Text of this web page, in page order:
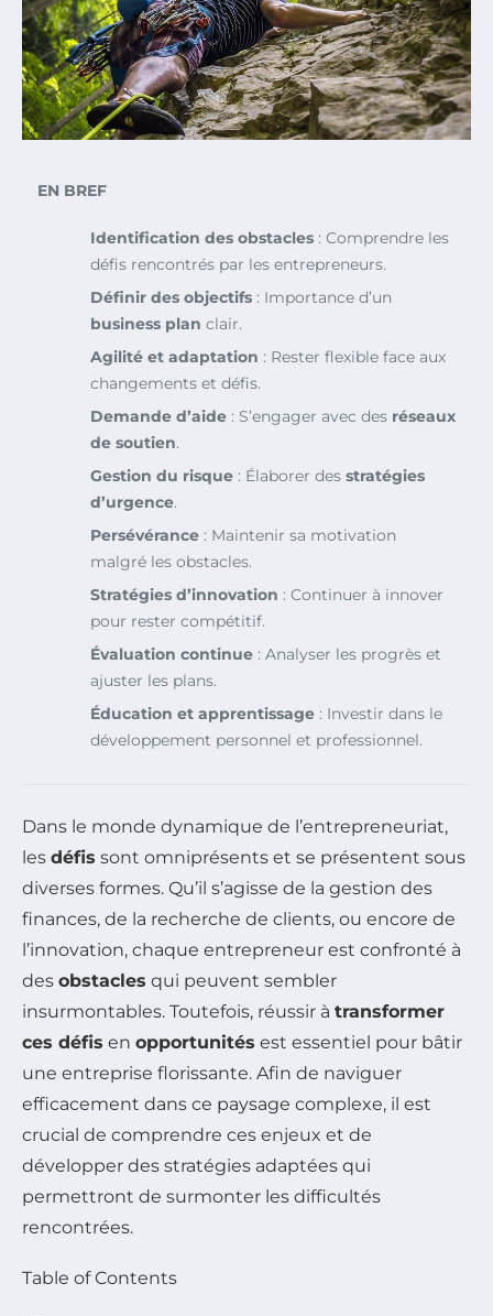
EN BREF
Identification des obstacles : Comprendre les
défis rencontrés par les entrepreneurs.
Définir des objectifs : Importance d’un
business plan clair.
Agilité et adaptation : Rester flexible face aux
changements et défis.
Demande d’aide : S’engager avec des réseaux
de soutien.
Gestion du risque : Élaborer des stratégies
d’urgence.
Persévérance : Maintenir sa motivation
malgré les obstacles.
Stratégies d’innovation : Continuer à innover
pour rester compétitif.
Évaluation continue : Analyser les progrès et
ajuster les plans.
Éducation et apprentissage : Investir dans le
développement personnel et professionnel.
Dans le monde dynamique de l’entrepreneuriat,
les défis sont omniprésents et se présentent sous
diverses formes. Qu’il s’agisse de la gestion des
finances, de la recherche de clients, ou encore de
l’innovation, chaque entrepreneur est confronté à
des obstacles qui peuvent sembler
insurmontables. Toutefois, réussir à transformer
ces défis en opportunités est essentiel pour bâtir
une entreprise florissante. Afin de naviguer
efficacement dans ce paysage complexe, il est
crucial de comprendre ces enjeux et de
développer des stratégies adaptées qui
permettront de surmonter les difficultés
rencontrées.
Table of Contents